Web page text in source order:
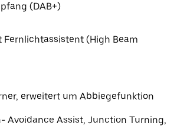
(DAB+)
Fernlichtassistent (High Beam
erweitert um Abbiegefunktion
Avoidance Assist, Junction Turning,